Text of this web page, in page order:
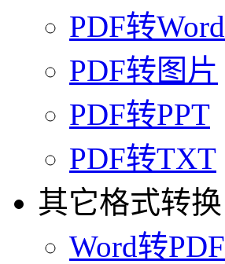
PDF转Word
PDF转图片
PDF转PPT
PDF转TXT
其它格式转换
Word转PDF